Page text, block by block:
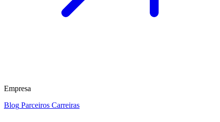
Empresa
Blog Parceiros Carreiras